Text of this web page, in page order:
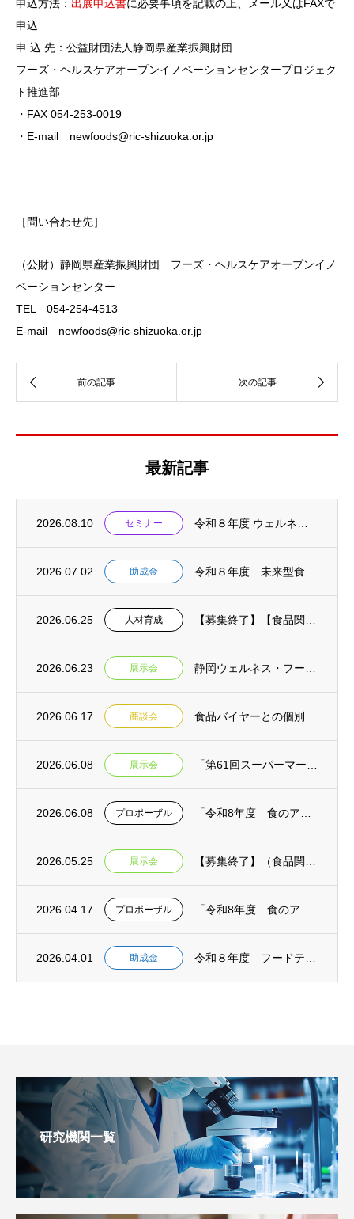
申込方法： 出展申込書に必要事項を記載の上、メール又はFAXで
申込
申 込 先：公益財団法人静岡県産業振興財団
フーズ・ヘルスケアオープンイノベーションセンタープロジェク
ト推進部
・FAX 054-253-0019
・E-mail newfoods@ric-shizuoka.or.jp
［問い合わせ先］
（公財）静岡県産業振興財団 フーズ・ヘルスケアオープンイノ
ベーションセンター
TEL 054-254-4513
E-mail newfoods@ric-shizuoka.or.jp
最新記事
2026.08.10 セミナー
2026.07.02 助成金
2026.06.25 人材育成
2026.06.23 展示会
2026.06.17 商談会
2026.06.08 展示会
2026.06.08 プロポーザル
2026.05.25 展示会
2026.04.17 プロポーザル
2026.04.01 助成金
研究機関一覧